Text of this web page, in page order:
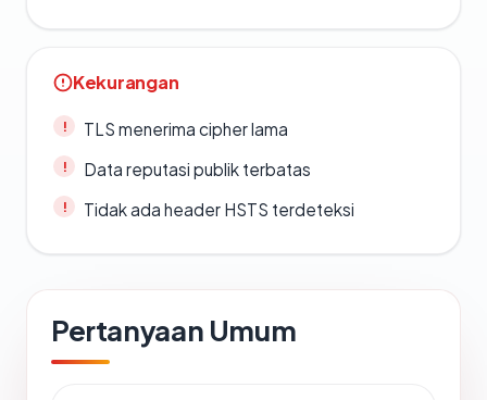
Kekurangan
TLS menerima cipher lama
Data reputasi publik terbatas
Tidak ada header HSTS terdeteksi
Pertanyaan Umum